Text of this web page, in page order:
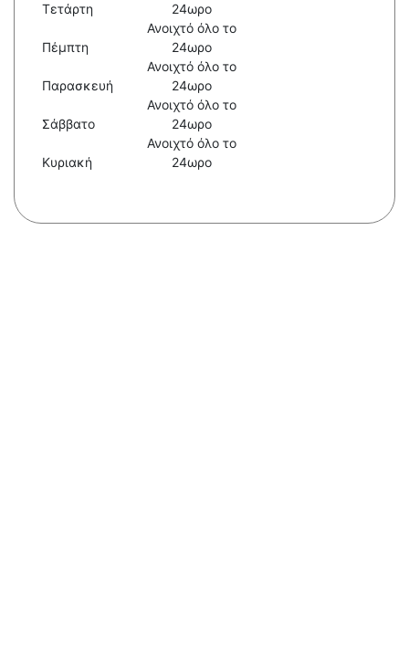
Τετάρτη
24ωρο
Πέμπτη
Ανοιχτό όλο το
24ωρο
Παρασκευή
Ανοιχτό όλο το
24ωρο
Σάββατο
Ανοιχτό όλο το
24ωρο
Κυριακή
Ανοιχτό όλο το
24ωρο